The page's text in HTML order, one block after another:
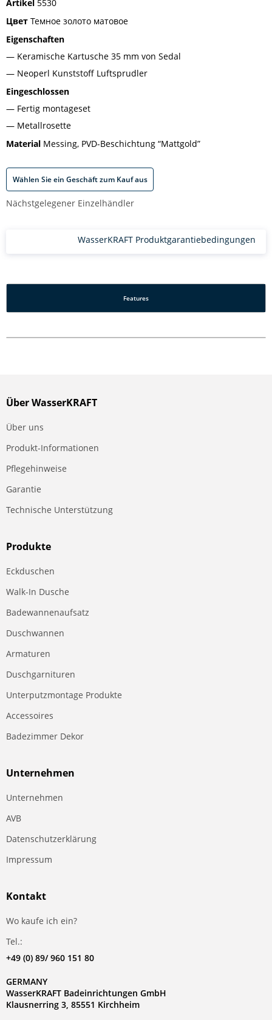
Artikel 5530
Цвет Темное золото матовое
Eigenschaften
Keramische Kartusche 35 mm von Sedal
Neoperl Kunststoff Luftsprudler
Eingeschlossen
Fertig montageset
Metallrosette
Material Messing, PVD-Beschichtung “Mattgold”
Wählen Sie ein Geschäft zum Kauf aus
Nächstgelegener Einzelhändler
WasserKRAFT Produktgarantiebedingungen
Features
Über WasserKRAFT
Über uns
Produkt-Informationen
Pflegehinweise
Garantie
Technische Unterstützung
Produkte
Eckduschen
Walk-In Dusche
Badewannenaufsatz
Duschwannen
Armaturen
Duschgarnituren
Unterputzmontage Produkte
Accessoires
Badezimmer Dekor
Unternehmen
Unternehmen
AVB
Datenschutzerklärung
Impressum
Kontakt
Wo kaufe ich ein?
Tel.:
+49 (0) 89/ 960 151 80
GERMANY
WasserKRAFT Badeinrichtungen GmbH
Klausnerring 3, 85551 Kirchheim